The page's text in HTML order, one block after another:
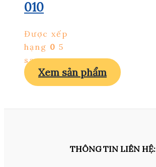
010
Được xếp
hạng 0 5
sao
Xem sản phẩm
THÔNG TIN LIÊN HỆ: